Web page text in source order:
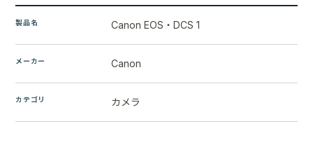
製品名 Canon EOS・DCS 1
メーカー Canon
カテゴリ カメラ